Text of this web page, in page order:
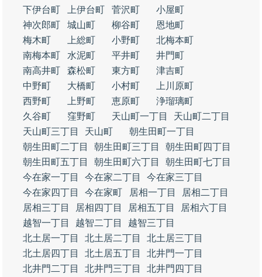
下伊台町
上伊台町 菅沢町
小屋町
神次郎町
城山町 柳谷町
恩地町
梅木町
上総町 小野町
北梅本町
南梅本町
水泥町 平井町
井門町
南高井町
森松町 東方町
津吉町
中野町
大橋町 小村町
上川原町
西野町
上野町 恵原町
浄瑠璃町
久谷町
窪野町 天山町一丁目
天山町二丁目
天山町三丁目
天山町
朝生田町一丁目
朝生田町二丁目
朝生田町三丁目
朝生田町四丁目
朝生田町五丁目
朝生田町六丁目
朝生田町七丁目
今在家一丁目
今在家二丁目
今在家三丁目
今在家四丁目
今在家町 居相一丁目
居相二丁目
居相三丁目
居相四丁目 居相五丁目
居相六丁目
越智一丁目
越智二丁目
越智三丁目
北土居一丁目
北土居二丁目
北土居三丁目
北土居四丁目
北土居五丁目
北井門一丁目
北井門二丁目
北井門三丁目
北井門四丁目